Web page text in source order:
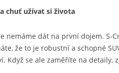
chuť užívat si života
nemáme dát na první dojem.
že to je robustní a schopné
Když se ale zaměříte na detaily,